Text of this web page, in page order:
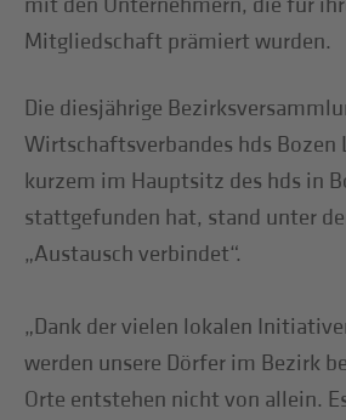
Mitgliedschaft prämiert wurden.
Die diesjährige
Wirtschaftsverbandes hds Bozen
kurzem im Hauptsitz des hds in
stattgefunden hat, stand unter
„Austausch verbindet“.
„Dank der vielen lokalen
werden unsere Dörfer im Bezirk
Orte entstehen nicht von allein.